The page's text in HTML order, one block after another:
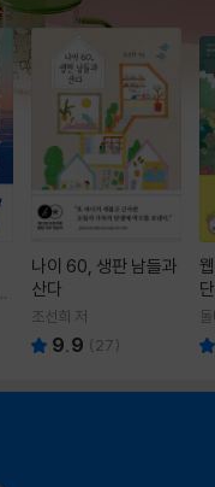
나이 60, 생판 남들과
산다
조선희 저
9.9 ( 27)